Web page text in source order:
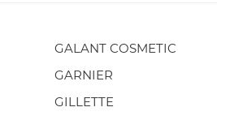
GALANT COSMETIC
GARNIER
GILLETTE